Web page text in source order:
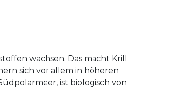
wachsen. Das macht Krill
sich vor allem in höheren
ist biologisch von